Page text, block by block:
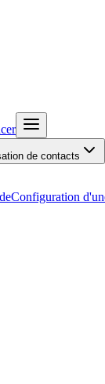
de contacts
Configuration